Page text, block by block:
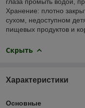
Хранение: плотно
сухом, недоступном
пищевых продуктов и
Скрыть
Характеристики
Основные